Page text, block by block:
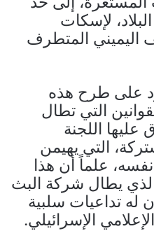
لإسكات
اليميني المتطرف
على طرح هذه
التي تطال
عليها اللجنة
التي يهيمن
علماً أن هذا
يطال شركة البث
له تداعيات سلبية
الإسرائيلي.